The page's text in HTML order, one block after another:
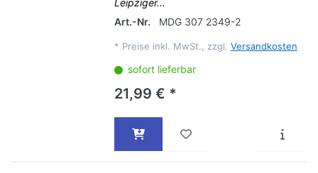
Leipziger...
Art.-Nr.
MDG 307 2349-2
* Preise inkl. MwSt., zzgl. Versandkosten
sofort lieferbar
21,99 € *